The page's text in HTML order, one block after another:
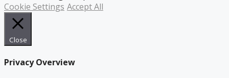
Cookie Settings Accept All
Close
Privacy Overview